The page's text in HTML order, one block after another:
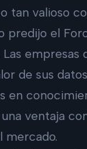
tan valioso
predijo el
empresas
de sus
en
ventaja
mercado.